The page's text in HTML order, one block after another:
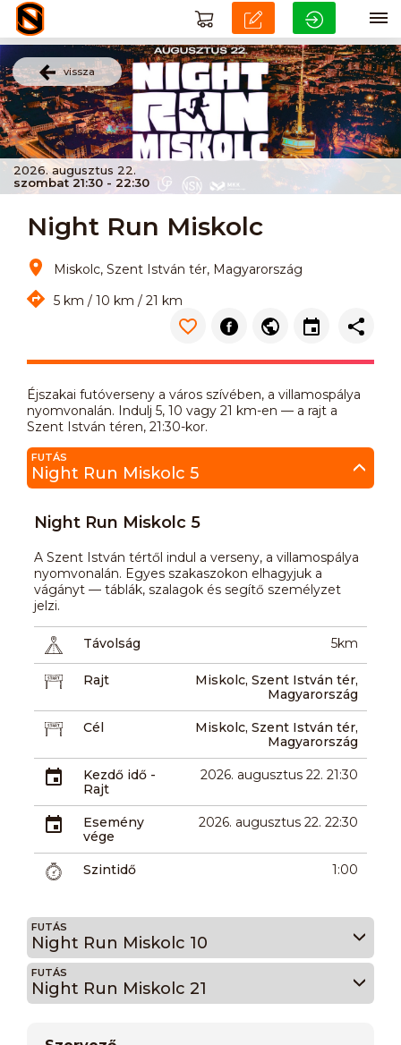
vissza
2026. augusztus 22.
szombat 21:30 - 22:30
Night Run Miskolc
Miskolc, Szent István tér, Magyarország
5 km / 10 km / 21 km
Éjszakai futóverseny a város szívében, a villamospálya
nyomvonalán. Indulj 5, 10 vagy 21 km-en — a rajt a
Szent István téren, 21:30-kor.
FUTÁS
Night Run Miskolc 5
Night Run Miskolc 5
A Szent István tértől indul a verseny, a villamospálya
nyomvonalán. Egyes szakaszokon elhagyjuk a
vágányt — táblák, szalagok és segítő személyzet
jelzi.
Távolság 5km
Rajt
Miskolc, Szent István tér,
Magyarország
Cél
Miskolc, Szent István tér,
Magyarország
Kezdő idő -
Rajt
2026. augusztus 22. 21:30
Esemény
vége
2026. augusztus 22. 22:30
Szintidő 1:00
FUTÁS
Night Run Miskolc 10
FUTÁS
Night Run Miskolc 21